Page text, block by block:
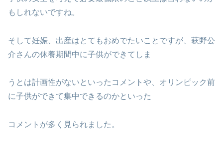
もしれないですね。
そして妊娠、出産はとてもおめでたいことですが、萩野公
介さんの休養期間中に子供ができてしま
うとは計画性がないといったコメントや、オリンピック前
に子供ができて集中できるのかといった
コメントが多く見られました。